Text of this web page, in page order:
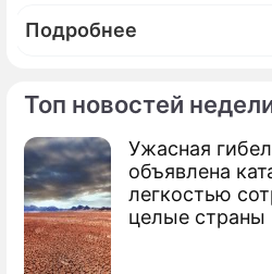
Топ новостей
Ужасная
объявлена
легкостью
целые страны
Подробнее